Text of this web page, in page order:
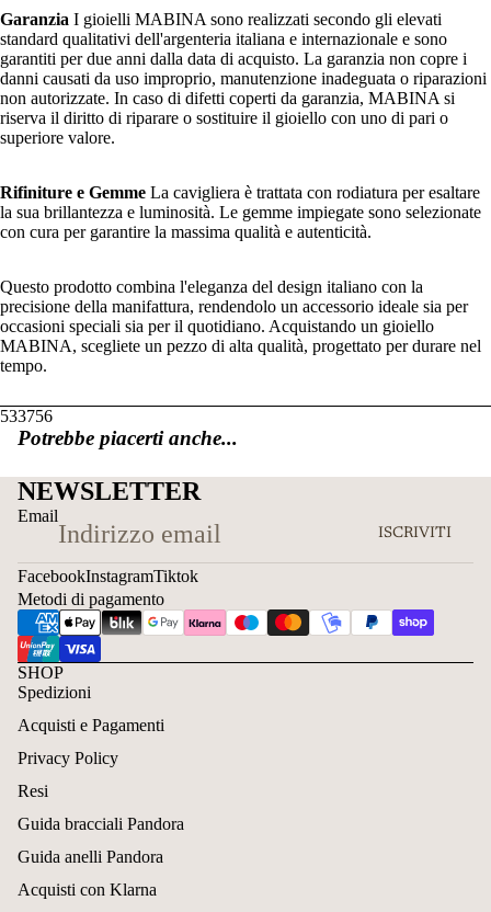
Garanzia I gioielli MABINA sono realizzati secondo gli elevati
standard qualitativi dell'argenteria italiana e internazionale e sono
garantiti per due anni dalla data di acquisto. La garanzia non copre i
danni causati da uso improprio, manutenzione inadeguata o riparazioni
non autorizzate. In caso di difetti coperti da garanzia, MABINA si
riserva il diritto di riparare o sostituire il gioiello con uno di pari o
superiore valore.
Rifiniture e Gemme La cavigliera è trattata con rodiatura per esaltare
la sua brillantezza e luminosità. Le gemme impiegate sono selezionate
con cura per garantire la massima qualità e autenticità.
Questo prodotto combina l'eleganza del design italiano con la
precisione della manifattura, rendendolo un accessorio ideale sia per
occasioni speciali sia per il quotidiano. Acquistando un gioiello
MABINA, scegliete un pezzo di alta qualità, progettato per durare nel
tempo.
533756
Potrebbe piacerti anche...
NEWSLETTER
Email
ISCRIVITI
FacebookInstagramTiktok
Metodi di pagamento
SHOP
Spedizioni
Acquisti e Pagamenti
Privacy Policy
Resi
Guida bracciali Pandora
Guida anelli Pandora
Acquisti con Klarna